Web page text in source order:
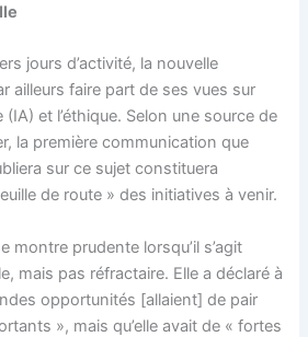
jours d’activité, la nouvelle
ailleurs faire part de ses vues sur
(IA) et l’éthique. Selon une source de
la première communication que
sur ce sujet constituera
de route » des initiatives à venir.
montre prudente lorsqu’il s’agit
mais pas réfractaire. Elle a déclaré à
opportunités [allaient] de pair
», mais qu’elle avait de « fortes